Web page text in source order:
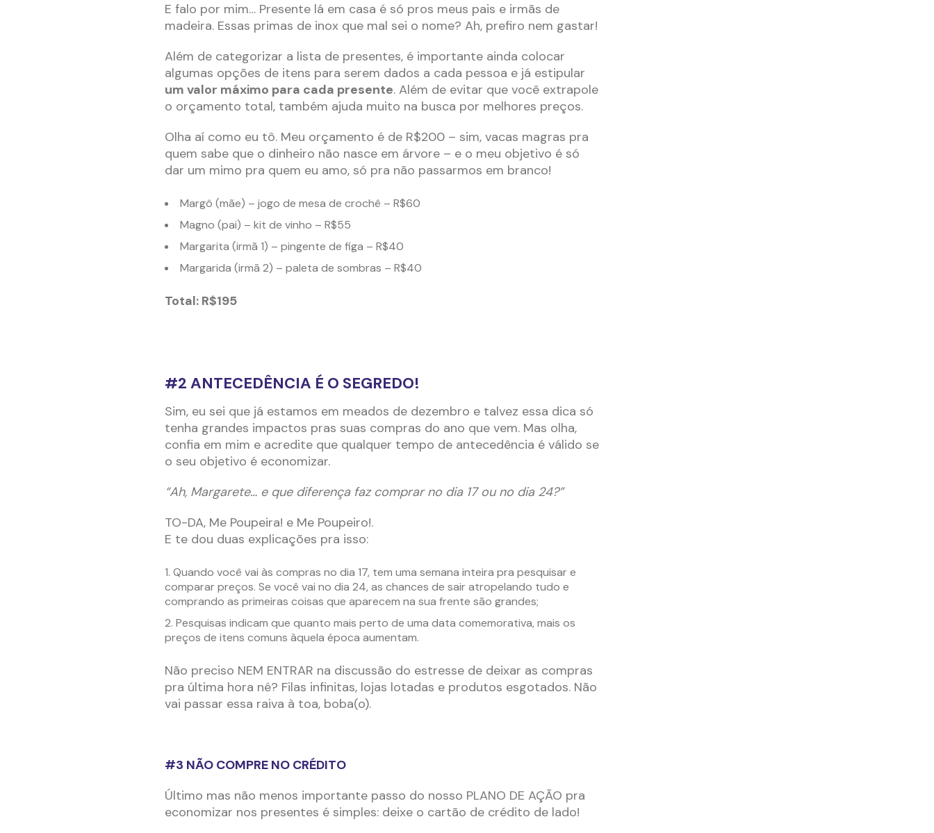
E falo por mim… Presente lá em casa é só pros meus pais e irmãs de
madeira. Essas primas de inox que mal sei o nome? Ah, prefiro nem gastar!
Além de categorizar a lista de presentes, é importante ainda colocar
algumas opções de itens para serem dados a cada pessoa e já estipular
um valor máximo para cada presente. Além de evitar que você extrapole
o orçamento total, também ajuda muito na busca por melhores preços.
Olha aí como eu tô. Meu orçamento é de R$200 – sim, vacas magras pra
quem sabe que o dinheiro não nasce em árvore – e o meu objetivo é só
dar um mimo pra quem eu amo, só pra não passarmos em branco!
Margô (mãe) – jogo de mesa de crochê – R$60
Magno (pai) – kit de vinho – R$55
Margarita (irmã 1) – pingente de figa – R$40
Margarida (irmã 2) – paleta de sombras – R$40
Total: R$195
#2 ANTECEDÊNCIA É O SEGREDO!
Sim, eu sei que já estamos em meados de dezembro e talvez essa dica só
tenha grandes impactos pras suas compras do ano que vem. Mas olha,
confia em mim e acredite que qualquer tempo de antecedência é válido se
o seu objetivo é economizar.
“Ah, Margarete… e que diferença faz comprar no dia 17 ou no dia 24?”
TO-DA, Me Poupeira! e Me Poupeiro!.
E te dou duas explicações pra isso:
Quando você vai às compras no dia 17, tem uma semana inteira pra pesquisar e
comparar preços. Se você vai no dia 24, as chances de sair atropelando tudo e
comprando as primeiras coisas que aparecem na sua frente são grandes;
Pesquisas indicam que quanto mais perto de uma data comemorativa, mais os
preços de itens comuns àquela época aumentam.
Não preciso NEM ENTRAR na discussão do estresse de deixar as compras
pra última hora né? Filas infinitas, lojas lotadas e produtos esgotados. Não
vai passar essa raiva à toa, boba(o).
#3 NÃO COMPRE NO CRÉDITO
Último mas não menos importante passo do nosso PLANO DE AÇÃO pra
economizar nos presentes é simples: deixe o cartão de crédito de lado!